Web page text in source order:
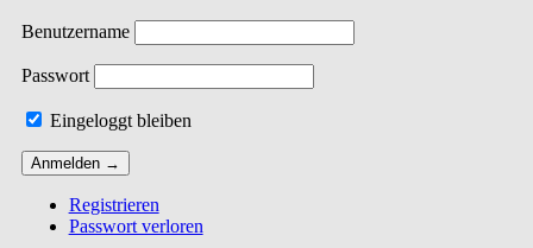
Benutzername
Passwort
Eingeloggt bleiben
Registrieren
Passwort verloren